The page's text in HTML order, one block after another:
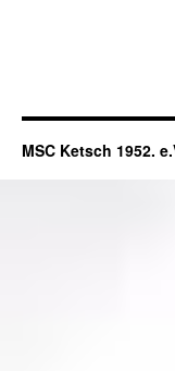
MSC Ketsch 1952.